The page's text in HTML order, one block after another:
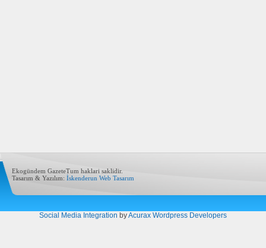
Ekogündem GazeteTum haklari saklidir.
Tasarım & Yazılım: İskenderun Web Tasarım
Social Media Integration byAcurax Wordpress Developers